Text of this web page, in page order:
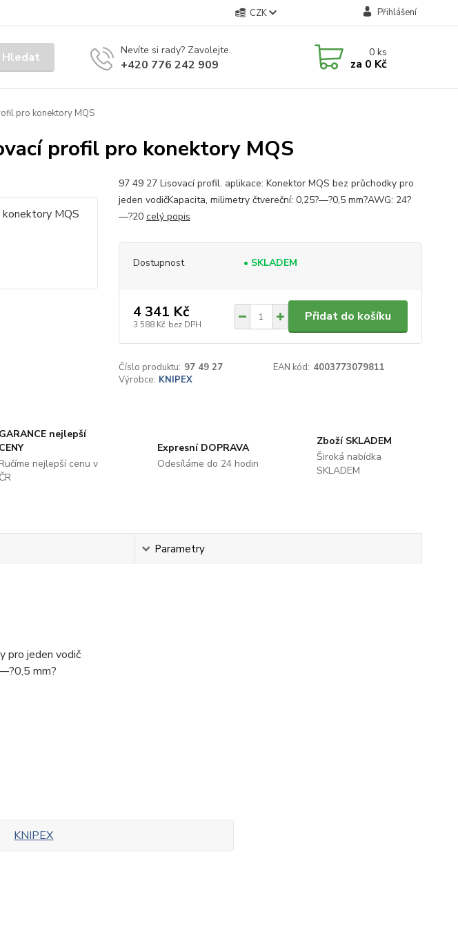
CZK Přihlášení
Hledat Nevíte si rady? Zavolejte.
+420 776 242 909
0ks
za 0 Kč
pro konektory MQS
profil pro konektory MQS
97 49 27 Lisovací profil. aplikace: Konektor MQS bez průchodky pro
jeden vodičKapacita, milimetry čtvereční: 0,25?—?0,5 mm?AWG: 24?
—?20 celý popis
Dostupnost • SKLADEM
4 341 Kč
3 588 Kč bez DPH
Přidat do košíku
Číslo produktu: 97 49 27 EAN kód: 4003773079811
Výrobce: KNIPEX
GARANCE nejlepší
CENY
Ručíme nejlepší cenu v
ČR
Expresní DOPRAVA
Odesíláme do 24 hodin
Zboží SKLADEM
Široká nabídka
SKLADEM
Parametry
pro jeden vodič
mm?
KNIPEX